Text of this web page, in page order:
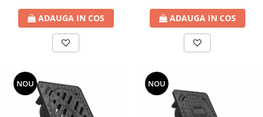
ADAUGA IN COS ADAUGA IN COS
NOU NOU